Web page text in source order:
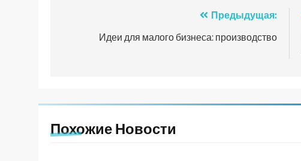
Предыдущая:
Идеи для малого бизнеса: производство
Похожие Новости